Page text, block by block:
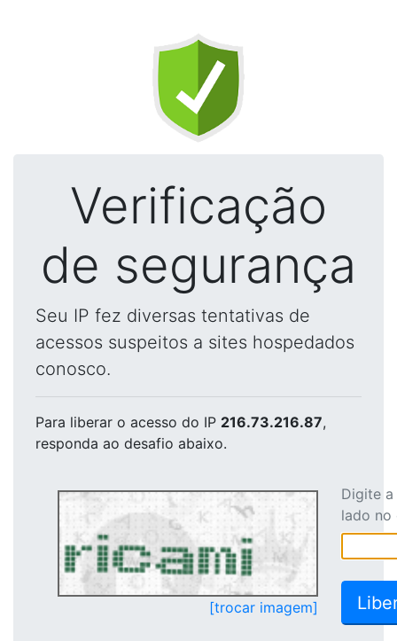
Verificação
de segurança
Seu IP fez diversas tentativas de
acessos suspeitos a sites hospedados
conosco.
Para liberar o acesso do IP 216.73.216.87,
responda ao desafio abaixo.
[trocar imagem]
Digite
lado no